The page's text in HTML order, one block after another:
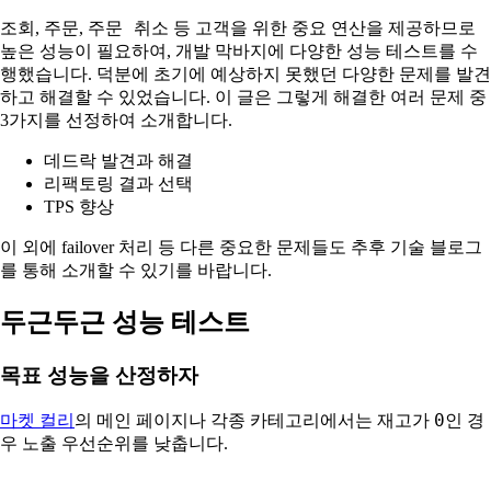
조회, 주문, 주문 취소 등 고객을 위한 중요 연산을 제공하므로
높은 성능이 필요하여, 개발 막바지에 다양한 성능 테스트를 수
행했습니다. 덕분에 초기에 예상하지 못했던 다양한 문제를 발견
하고 해결할 수 있었습니다. 이 글은 그렇게 해결한 여러 문제 중
3가지를 선정하여 소개합니다.
데드락 발견과 해결
리팩토링 결과 선택
TPS 향상
이 외에 failover 처리 등 다른 중요한 문제들도 추후 기술 블로그
를 통해 소개할 수 있기를 바랍니다.
두근두근 성능 테스트
목표 성능을 산정하자
마켓 컬리 의 메인 페이지나 각종 카테고리에서는 재고가 0인 경
우 노출 우선순위를 낮춥니다.